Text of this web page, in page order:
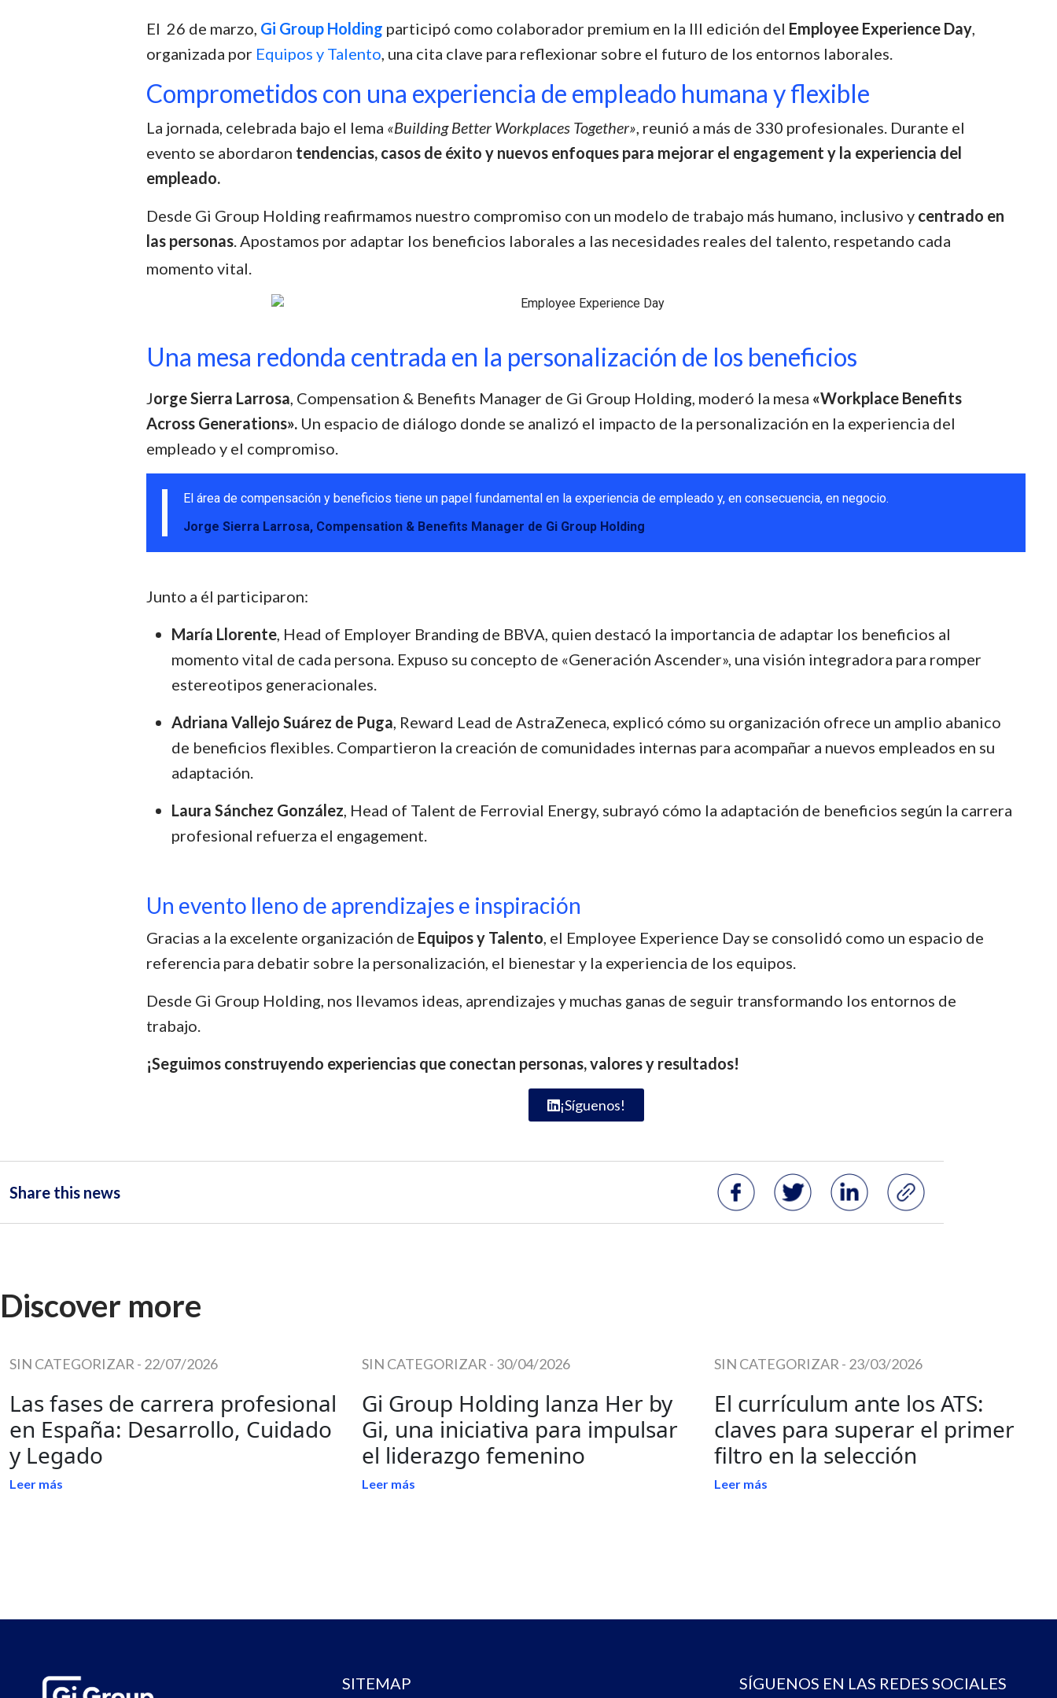
El 26 de marzo, Gi Group Holding participó como colaborador premium en la III edición del Employee Experience Day,
organizada por Equipos y Talento, una cita clave para reflexionar sobre el futuro de los entornos laborales.
Comprometidos con una experiencia de empleado humana y flexible
La jornada, celebrada bajo el lema «Building Better Workplaces Together», reunió a más de 330 profesionales. Durante el
evento se abordaron tendencias, casos de éxito y nuevos enfoques para mejorar el engagement y la experiencia del
empleado.
Desde Gi Group Holding reafirmamos nuestro compromiso con un modelo de trabajo más humano, inclusivo y centrado en
las personas. Apostamos por adaptar los beneficios laborales a las necesidades reales del talento, respetando cada
momento vital.
Una mesa redonda centrada en la personalización de los beneficios
Jorge Sierra Larrosa , Compensation & Benefits Manager de Gi Group Holding, moderó la mesa «Workplace Benefits
Across Generations». Un espacio de diálogo donde se analizó el impacto de la personalización en la experiencia del
empleado y el compromiso.
El área de compensación y beneficios tiene un papel fundamental en la experiencia de empleado y, en consecuencia, en negocio.
Jorge Sierra Larrosa, Compensation & Benefits Manager de Gi Group Holding
Junto a él participaron:
María Llorente , Head of Employer Branding de BBVA, quien destacó la importancia de adaptar los beneficios al
momento vital de cada persona. Expuso su concepto de «Generación Ascender», una visión integradora para romper
estereotipos generacionales.
Adriana Vallejo Suárez de Puga , Reward Lead de AstraZeneca, explicó cómo su organización ofrece un amplio abanico
de beneficios flexibles. Compartieron la creación de comunidades internas para acompañar a nuevos empleados en su
adaptación.
Laura Sánchez González , Head of Talent de Ferrovial Energy, subrayó cómo la adaptación de beneficios según la carrera
profesional refuerza el engagement.
Un evento lleno de aprendizajes e inspiración
Gracias a la excelente organización de Equipos y Talento , el Employee Experience Day se consolidó como un espacio de
referencia para debatir sobre la personalización, el bienestar y la experiencia de los equipos.
Desde Gi Group Holding, nos llevamos ideas, aprendizajes y muchas ganas de seguir transformando los entornos de
trabajo.
¡Seguimos construyendo experiencias que conectan personas, valores y resultados!
¡Síguenos!
Share this news
Discover more
SIN CATEGORIZAR - 22/07/2026
Las fases de carrera profesional
en España: Desarrollo, Cuidado
y Legado
Leer más
SIN CATEGORIZAR - 30/04/2026
Gi Group Holding lanza Her by
Gi, una iniciativa para impulsar
el liderazgo femenino
Leer más
SIN CATEGORIZAR - 23/03/2026
El currículum ante los ATS:
claves para superar el primer
filtro en la selección
Leer más
SITEMAP SÍGUENOS EN LAS REDES SOCIALES